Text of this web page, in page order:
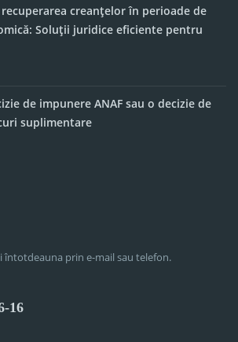
creanțelor în perioade de
Soluții juridice eficiente pentru
de impunere ANAF sau o decizie de
suplimentare
întotdeauna prin e-mail sau telefon.
16